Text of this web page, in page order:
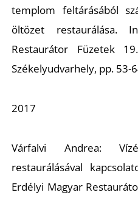
templom feltárásából
öltözet restaurálása.
Restaurátor Füzetek
Székelyudvarhely, pp. 53-
2017
Várfalvi Andrea:
restaurálásával
Erdélyi Magyar